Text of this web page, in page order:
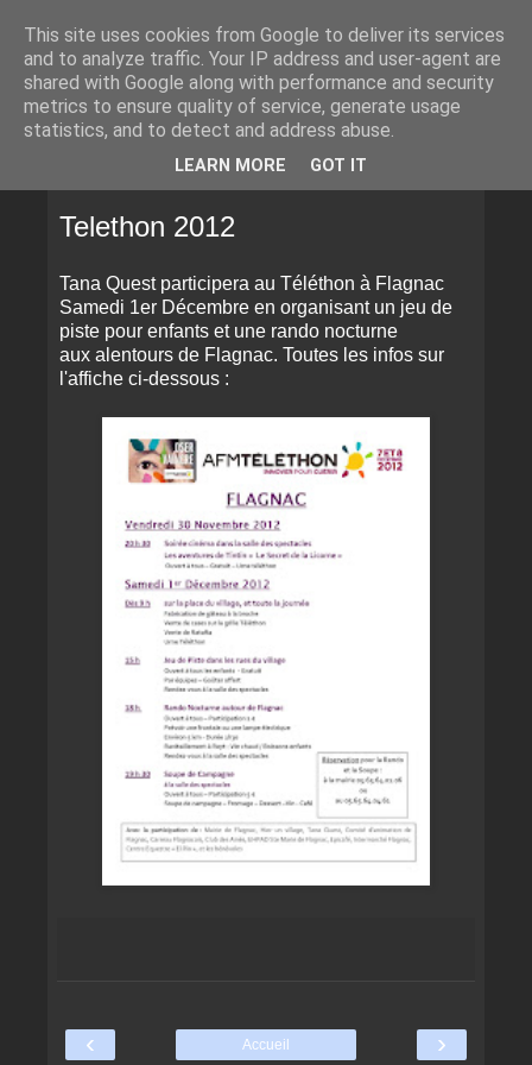
Telethon 2012
Tana Quest participera au Téléthon à Flagnac
Samedi 1er Décembre en organisant un jeu de
piste pour enfants et une rando nocturne
aux alentours de Flagnac. Toutes les infos sur
l'affiche ci-dessous :
‹ ›
Accueil
This site uses cookies from Google to deliver its services
and to analyze traffic. Your IP address and user-agent are
shared with Google along with performance and security
metrics to ensure quality of service, generate usage
statistics, and to detect and address abuse.
LEARN MORE GOT IT